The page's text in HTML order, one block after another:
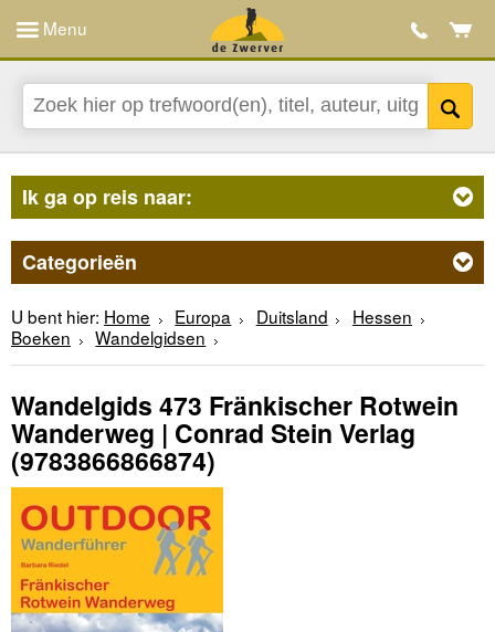
Menu
Ik ga op reis naar:
Categorieën
U bent hier: Home Europa Duitsland
Hessen
Boeken
Wandelgidsen
Wandelgids 473 Fränkischer Rotwein
Wanderweg | Conrad Stein Verlag
(9783866866874)